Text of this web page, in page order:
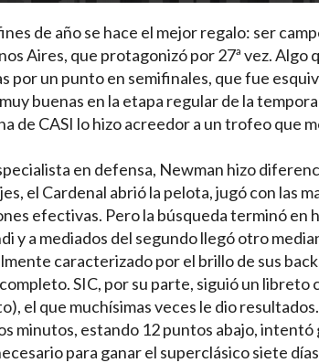
de año se hace el mejor regalo: ser
Aires, que protagonizó por 27ª vez. Algo
por un punto en semifinales, que fue
buenas en la etapa regular de la
de CASI lo hizo acreedor a un trofeo que
en defensa, Newman hizo
el Cardenal abrió la pelota, jugó con las
efectivas. Pero la búsqueda terminó en
y a mediados del segundo llegó otro
caracterizado por el brillo de sus
SIC, por su parte, siguió un libreto
el que muchísimas veces le dio
minutos, estando 12 puntos abajo, intentó
para ganar el superclásico siete